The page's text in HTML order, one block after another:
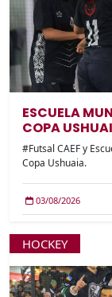
ESCUELA
COPA
#Futsal CAEF y
Copa Ushuaia.
03/08/2026
HOCKEY